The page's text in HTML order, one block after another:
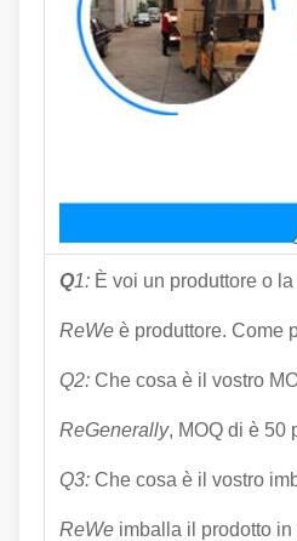
Q1: È voi un produttore o
ReWe è produttore. Come
Q2: Che cosa è il vostro
ReGenerally, MOQ di è 50
Q3: Che cosa è il vostro
ReWe imballa il prodotto